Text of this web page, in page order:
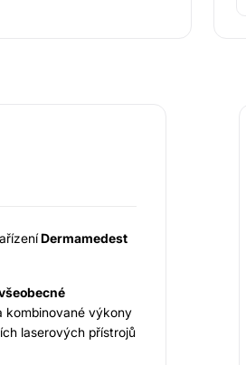
Dermamedest
kombinované výkony
laserových přístrojů